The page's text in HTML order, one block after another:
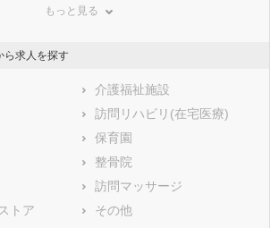
神奈川県
福井県
三重県
大阪府
徳島県
愛媛県
もっと見る
ら求人を探す
介護福祉施設
訪問リハビリ(在宅医療)
保育園
整骨院
訪問マッサージ
トア
その他